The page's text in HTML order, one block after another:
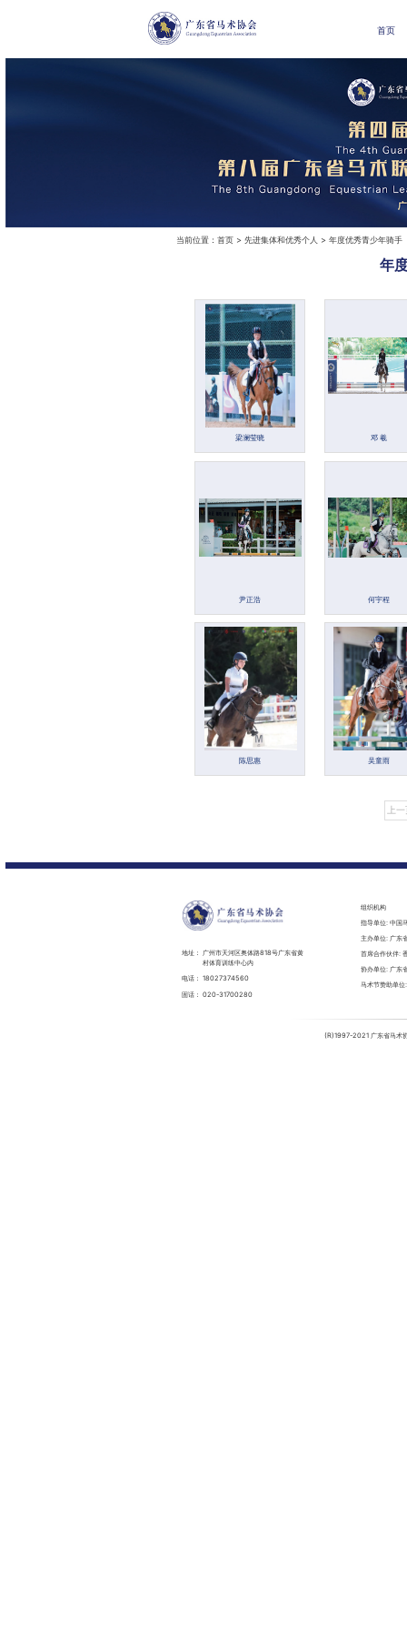
首页
当前位置： 首页> 先进集体和优秀个人 > 年度优秀青少年骑手
年
梁澜莹晓 邓 羲
尹正浩 何宇程
陈思惠 吴童雨
上
地址：
广州市天河区奥体路818号广东省黄
村体育训练中心内
电话： 18027374560
固话： 020-31700280
组织机构
指导单位: 中国
主办单位: 广东
首席合作伙伴:
协办单位: 广东
马术节赞助单
(R)1997-2021 广东省马术